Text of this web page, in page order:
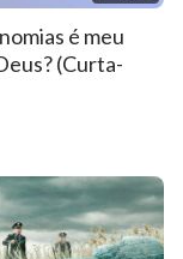
é meu
(Curta-